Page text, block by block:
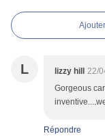
L lizzy hill
22/
Gorgeous
Répondre